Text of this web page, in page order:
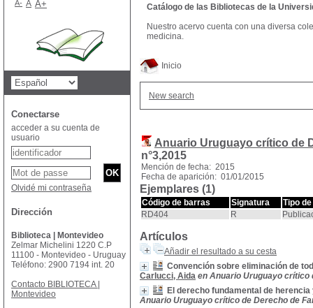
Inicio
New search
Anuario Uruguayo crítico de
n°3,2015
Mención de fecha: 2015
Fecha de aparición: 01/01/2015
Ejemplares (1)
Código de barras Signatura
Tipo
RD404
R
Artículos
Añadir el resultado a su cesta
Convención sobre eliminación de
Carlucci, Aida en Anuario Uruguayo crítico
El derecho fundamental de
Anuario Uruguayo crítico de Derecho de
Catálogo de las Bibliotecas de la
Nuestro acervo cuenta con una diversa
medicina.
A- A A+
Conectarse
acceder a su cuenta de
usuario
Olvidé mi contraseña
Dirección
Biblioteca | Montevideo
Zelmar Michelini 1220 C.P
11100 - Montevideo - Uruguay
Teléfono: 2900 7194 int. 20
Contacto BIBLIOTECA |
Montevideo